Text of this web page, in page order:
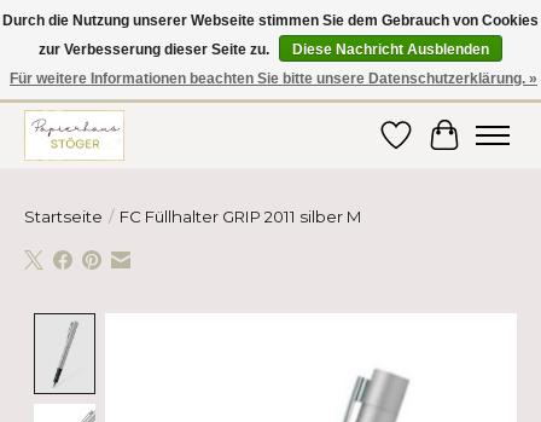
Hier finden Sie hochwertige Produkte im Bereich Schule, Büro, Papier,
Schreiben und vieles mehr! Erhalten Sie Ihre Bestellung bequem nach
Hause oder ins Büro geliefert!
Wunschzettel
Ihr
Startseite / FC Füllhalter GRIP 2011 silber M
Durch die Nutzung unserer Webseite stimmen Sie dem Gebrauch von Cookies
zur Verbesserung dieser Seite zu.
Diese Nachricht Ausblenden
Für weitere Informationen beachten Sie bitte unsere Datenschutzerklärung. »